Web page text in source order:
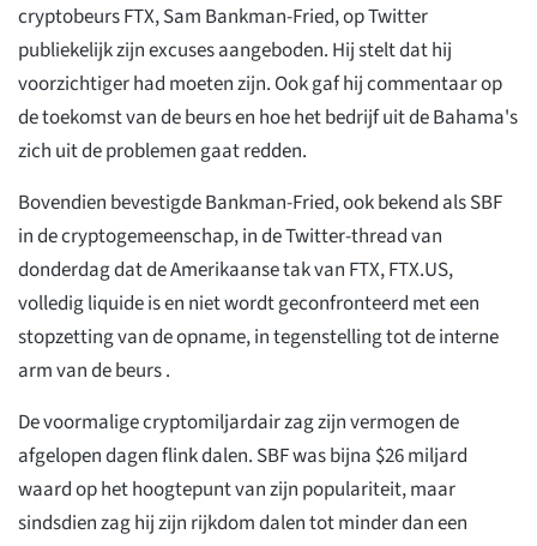
cryptobeurs FTX, Sam Bankman-Fried, op Twitter
publiekelijk zijn excuses aangeboden. Hij stelt dat hij
voorzichtiger had moeten zijn. Ook gaf hij commentaar op
de toekomst van de beurs en hoe het bedrijf uit de Bahama's
zich uit de problemen gaat redden.
Bovendien bevestigde Bankman-Fried, ook bekend als SBF
in de cryptogemeenschap, in de Twitter-thread van
donderdag dat de Amerikaanse tak van FTX, FTX.US,
volledig liquide is en niet wordt geconfronteerd met een
stopzetting van de opname, in tegenstelling tot de interne
arm van de beurs .
De voormalige cryptomiljardair zag zijn vermogen de
afgelopen dagen flink dalen. SBF was bijna $26 miljard
waard op het hoogtepunt van zijn populariteit, maar
sindsdien zag hij zijn rijkdom dalen tot minder dan een